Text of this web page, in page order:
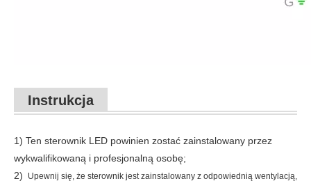
Instrukcja
1) Ten sterownik LED powinien zostać zainstalowany przez
wykwalifikowaną i profesjonalną osobę;
2)
Upewnij się, że sterownik jest zainstalowany z odpowiednią wentylacją,